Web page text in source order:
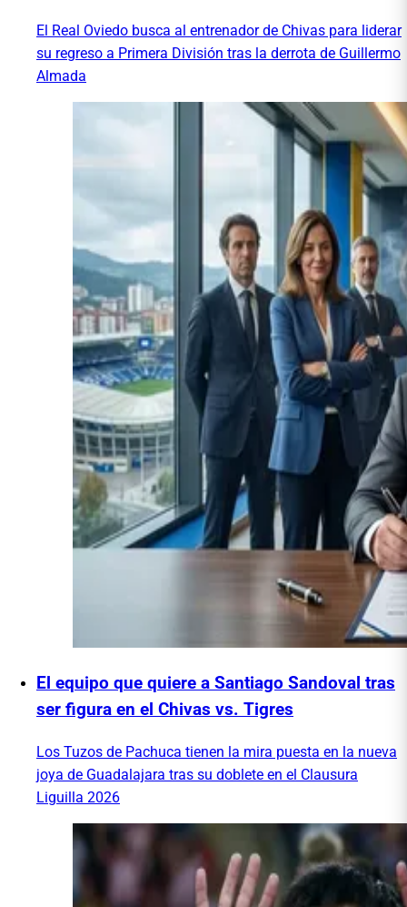
El Real Oviedo busca al entrenador de Chivas para liderar
su regreso a Primera División tras la derrota de Guillermo
Almada
El equipo que quiere a Santiago Sandoval tras
ser figura en el Chivas vs. Tigres
Los Tuzos de Pachuca tienen la mira puesta en la nueva
joya de Guadalajara tras su doblete en el Clausura
Liguilla 2026